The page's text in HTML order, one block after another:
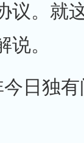
议。就
。
日独有